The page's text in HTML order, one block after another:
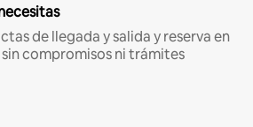
de llegada y salida y reserva en
compromisos ni trámites